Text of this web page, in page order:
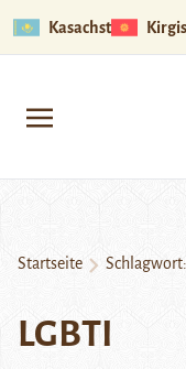
Kasachstan
Startseite Schlagwort:
LGBTI